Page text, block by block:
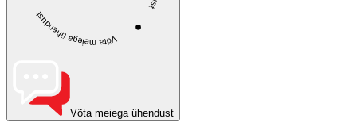
Võta meiega ühendust
Võta meiega ühendust